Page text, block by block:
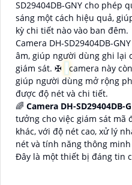
SD29404DB-GNY cho phép
sáng một cách hiệu quả,
kỳ chi tiết nào vào ban đêm.
Camera DH-SD29404DB-
âm, giúp người dùng ghi lại
giám sát. ✠
camera này
giúp người dùng mở rộng
được độ nét và chi tiết.
🌈 Camera DH-SD29404DB-
tưởng cho việc giám sát mã
khác, với độ nét cao, xử lý
nét và tính năng thông
Đây là một thiết bị đáng tin